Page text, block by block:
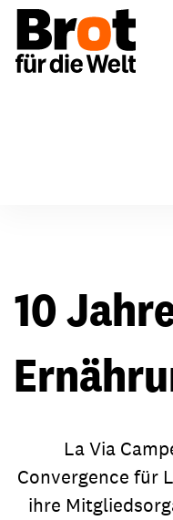
10
La Via
Convergence für
ihre